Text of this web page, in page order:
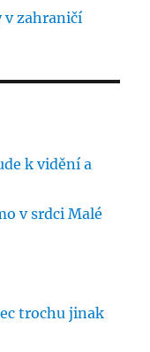
v zahraničí
k vidění a
v srdci Malé
trochu jinak